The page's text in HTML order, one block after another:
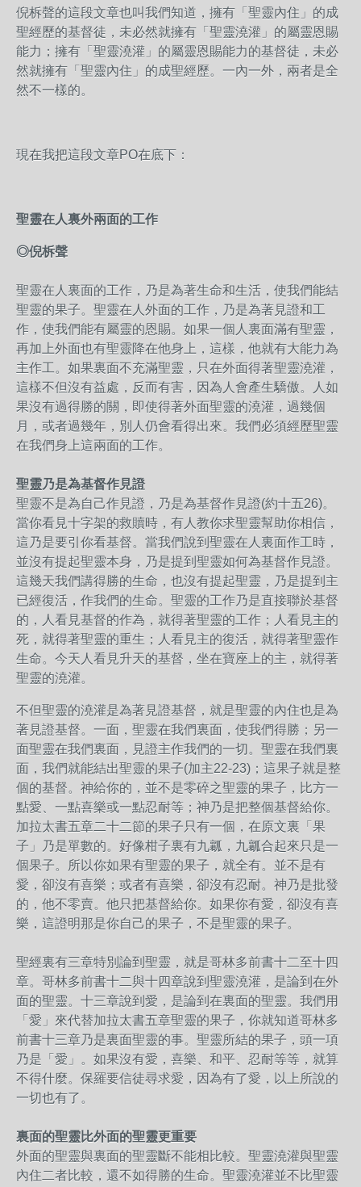
倪柝聲的這段文章也叫我們知道，擁有「聖靈內住」的成
聖經歷的基督徒，未必然就擁有「聖靈澆灌」的屬靈恩賜
能力；擁有「聖靈澆灌」的屬靈恩賜能力的基督徒，未必
然就擁有「聖靈內住」的成聖經歷。一內一外，兩者是全
然不一樣的。
現在我把這段文章PO在底下：
聖靈在人裏外兩面的工作
◎倪柝聲
聖靈在人裏面的工作，乃是為著生命和生活，使我們能結
聖靈的果子。聖靈在人外面的工作，乃是為著見證和工
作，使我們能有屬靈的恩賜。如果一個人裏面滿有聖靈，
再加上外面也有聖靈降在他身上，這樣，他就有大能力為
主作工。如果裏面不充滿聖靈，只在外面得著聖靈澆灌，
這樣不但沒有益處，反而有害，因為人會產生驕傲。人如
果沒有過得勝的關，即使得著外面聖靈的澆灌，過幾個
月，或者過幾年，別人仍會看得出來。我們必須經歷聖靈
在我們身上這兩面的工作。
聖靈乃是為基督作見證
聖靈不是為自己作見證，乃是為基督作見證(約十五26)。
當你看見十字架的救贖時，有人教你求聖靈幫助你相信，
這乃是要引你看基督。當我們說到聖靈在人裏面作工時，
並沒有提起聖靈本身，乃是提到聖靈如何為基督作見證。
這幾天我們講得勝的生命，也沒有提起聖靈，乃是提到主
已經復活，作我們的生命。聖靈的工作乃是直接聯於基督
的，人看見基督的作為，就得著聖靈的工作；人看見主的
死，就得著聖靈的重生；人看見主的復活，就得著聖靈作
生命。今天人看見升天的基督，坐在寶座上的主，就得著
聖靈的澆灌。
不但聖靈的澆灌是為著見證基督，就是聖靈的內住也是為
著見證基督。一面，聖靈在我們裏面，使我們得勝；另一
面聖靈在我們裏面，見證主作我們的一切。聖靈在我們裏
面，我們就能結出聖靈的果子(加主22-23)；這果子就是整
個的基督。神給你的，並不是零碎之聖靈的果子，比方一
點愛、一點喜樂或一點忍耐等；神乃是把整個基督給你。
加拉太書五章二十二節的果子只有一個，在原文裏「果
子」乃是單數的。好像柑子裏有九瓤，九瓤合起來只是一
個果子。所以你如果有聖靈的果子，就全有。並不是有
愛，卻沒有喜樂；或者有喜樂，卻沒有忍耐。神乃是批發
的，他不零賣。他只把基督給你。如果你有愛，卻沒有喜
樂，這證明那是你自己的果子，不是聖靈的果子。
聖經裏有三章特別論到聖靈，就是哥林多前書十二至十四
章。哥林多前書十二與十四章說到聖靈澆灌，是論到在外
面的聖靈。十三章說到愛，是論到在裏面的聖靈。我們用
「愛」來代替加拉太書五章聖靈的果子，你就知道哥林多
前書十三章乃是裏面聖靈的事。聖靈所結的果子，頭一項
乃是「愛」。如果沒有愛，喜樂、和平、忍耐等等，就算
不得什麼。保羅要信徒尋求愛，因為有了愛，以上所說的
一切也有了。
裏面的聖靈比外面的聖靈更重要
外面的聖靈與裏面的聖靈斷不能相比較。聖靈澆灌與聖靈
內住二者比較，還不如得勝的生命。聖靈澆灌並不比聖靈